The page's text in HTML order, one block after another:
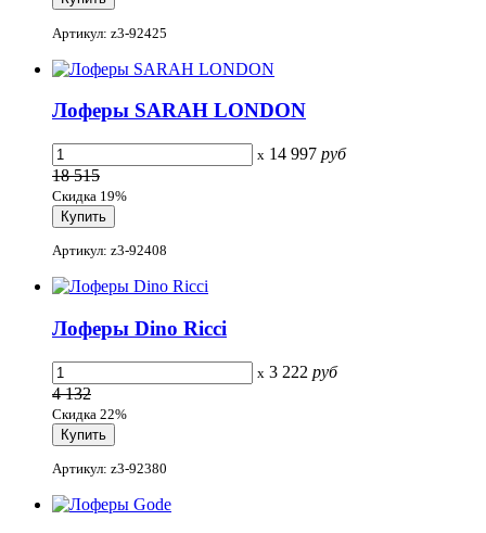
Артикул: z3-92425
Лоферы SARAH LONDON
x 14 997 руб
18 515
Скидка 19%
Артикул: z3-92408
Лоферы Dino Ricci
x 3 222 руб
4 132
Скидка 22%
Артикул: z3-92380